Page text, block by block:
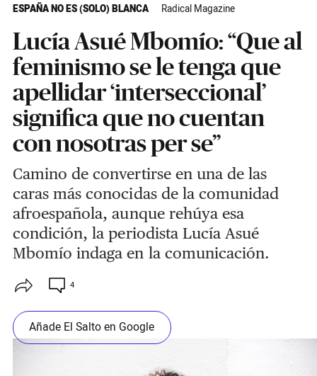
ESPAÑA NO ES (SOLO) BLANCA Radical Magazine
Lucía Asué Mbomío: “Que al
feminismo se le tenga que
apellidar ‘interseccional’
significa que no cuentan
con nosotras per se”
Camino de convertirse en una de las
caras más conocidas de la comunidad
afroespañola, aunque rehúya esa
condición, la periodista Lucía Asué
Mbomío indaga en la comunicación.
4
Añade El Salto en Google